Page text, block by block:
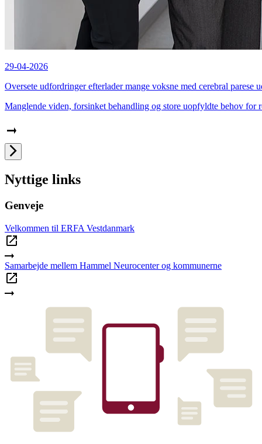
29-04-2026
Oversete udfordringer efterlader mange voksne med cerebral parese
Manglende viden, forsinket behandling og store uopfyldte behov
Nyttige links
Genveje
Velkommen til ERFA Vestdanmark
Samarbejde mellem Hammel Neurocenter og kommunerne